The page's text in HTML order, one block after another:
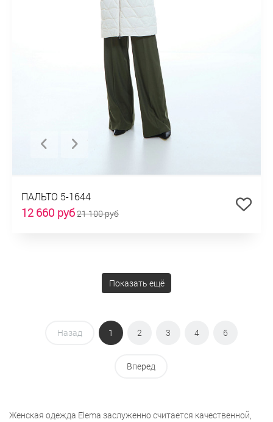
ПАЛЬТО 5-1644
12 660 руб21 100 руб
Показать ещё
Назад 1 2 3 4 6
Вперед
Женская одежда Elema заслуженно считается качественной,